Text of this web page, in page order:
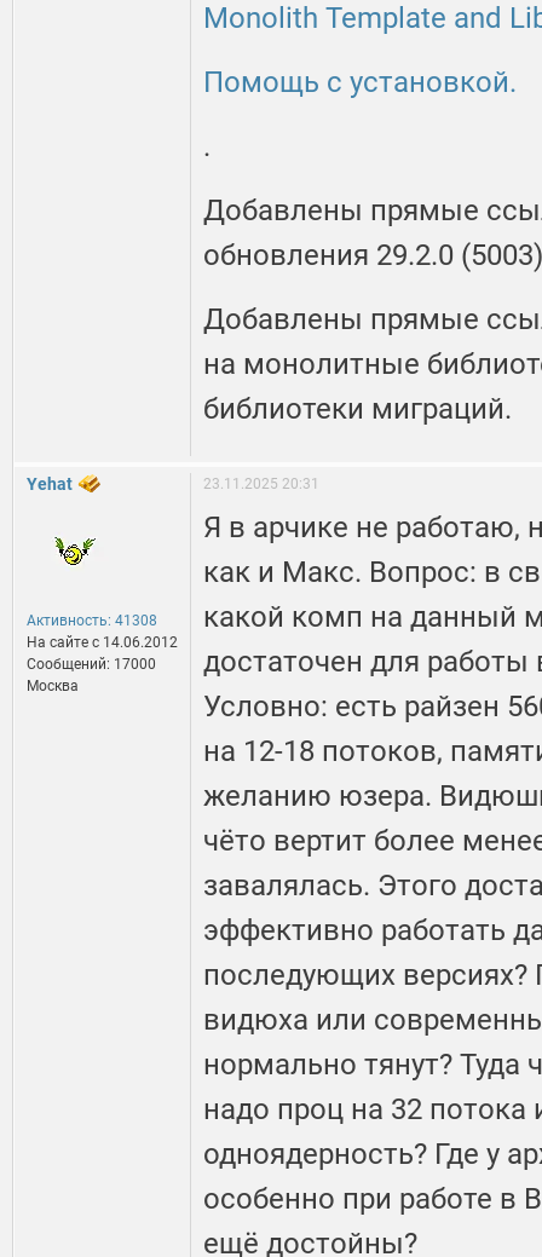
Monolith Template and
Помощь с установкой.
.
Добавлены прямые
обновления 29.2.0
Добавлены прямые
на монолитные
библиотеки миграций.
Yehat
Активность: 41308
На сайте c 14.06.2012
Сообщений: 17000
Москва
23.11.2025 20:31
Я в арчике не работаю,
как и Макс. Вопрос: в
какой комп на данный
достаточен для работы
Условно: есть райзен
на 12-18 потоков,
желанию юзера.
чёто вертит более
завалялась. Этого
эффективно работать
последующих версиях?
видюха или
нормально тянут? Туда
надо проц на 32
одноядерность? Где у
особенно при работе в
ещё достойны?